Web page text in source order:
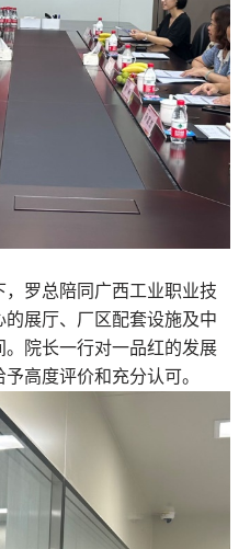
罗总陪同广西工业职业技
展厅、厂区配套设施及中
院长一行对一品红的发展
高度评价和充分认可。